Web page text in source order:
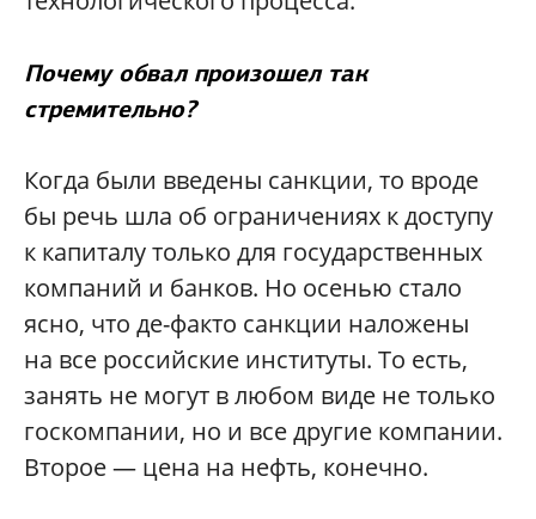
Почему обвал произошел так
стремительно?
Когда были введены санкции, то вроде
бы речь шла об ограничениях к доступу
к капиталу только для государственных
компаний и банков. Но осенью стало
ясно, что де-факто санкции наложены
на все российские институты. То есть,
занять не могут в любом виде не только
госкомпании, но и все другие компании.
Второе — цена на нефть, конечно.